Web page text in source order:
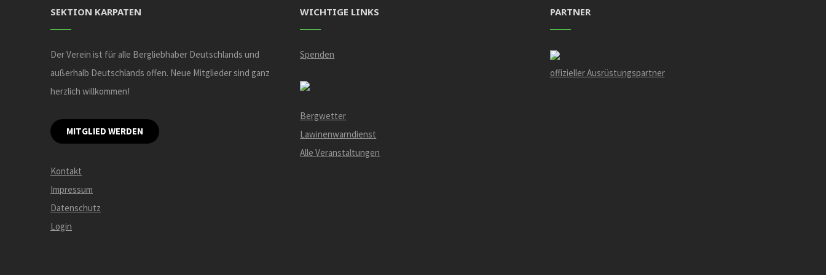
SEKTION KARPATEN
Der Verein ist für alle Bergliebhaber Deutschlands und
außerhalb Deutschlands offen. Neue Mitglieder sind ganz
herzlich willkommen!
MITGLIED WERDEN
Kontakt
Impressum
Datenschutz
Login
WICHTIGE LINKS
Spenden
Bergwetter
Lawinenwarndienst
Alle Veranstaltungen
PARTNER
offizieller Ausrüstungspartner